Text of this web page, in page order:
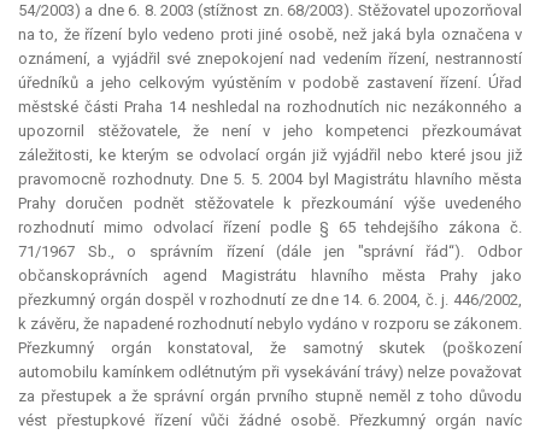
54/2003) a dne 6. 8. 2003 (stížnost zn. 68/2003). Stěžovatel upozorňoval
na to, že řízení bylo vedeno proti jiné osobě, než jaká byla označena v
oznámení, a vyjádřil své znepokojení nad vedením řízení, nestranností
úředníků a jeho celkovým vyústěním v podobě zastavení řízení. Úřad
městské části Praha 14 neshledal na rozhodnutích nic nezákonného a
upozornil stěžovatele, že není v jeho kompetenci přezkoumávat
záležitosti, ke kterým se odvolací orgán již vyjádřil nebo které jsou již
pravomocně rozhodnuty. Dne 5. 5. 2004 byl Magistrátu hlavního města
Prahy doručen podnět stěžovatele k přezkoumání výše uvedeného
rozhodnutí mimo odvolací řízení podle § 65 tehdejšího zákona č.
71/1967 Sb., o správním řízení (dále jen "správní řád“). Odbor
občanskoprávních agend Magistrátu hlavního města Prahy jako
přezkumný orgán dospěl v rozhodnutí ze dne 14. 6. 2004, č. j. 446/2002,
k závěru, že napadené rozhodnutí nebylo vydáno v rozporu se zákonem.
Přezkumný orgán konstatoval, že samotný skutek (poškození
automobilu kamínkem odlétnutým při vysekávání trávy) nelze považovat
za přestupek a že správní orgán prvního stupně neměl z toho důvodu
vést přestupkové řízení vůči žádné osobě. Přezkumný orgán navíc